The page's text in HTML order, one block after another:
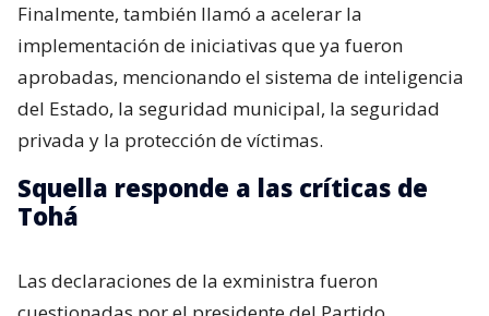
Finalmente, también llamó a acelerar la
implementación de iniciativas que ya fueron
aprobadas, mencionando el sistema de inteligencia
del Estado, la seguridad municipal, la seguridad
privada y la protección de víctimas.
Squella responde a las críticas de
Tohá
Las declaraciones de la exministra fueron